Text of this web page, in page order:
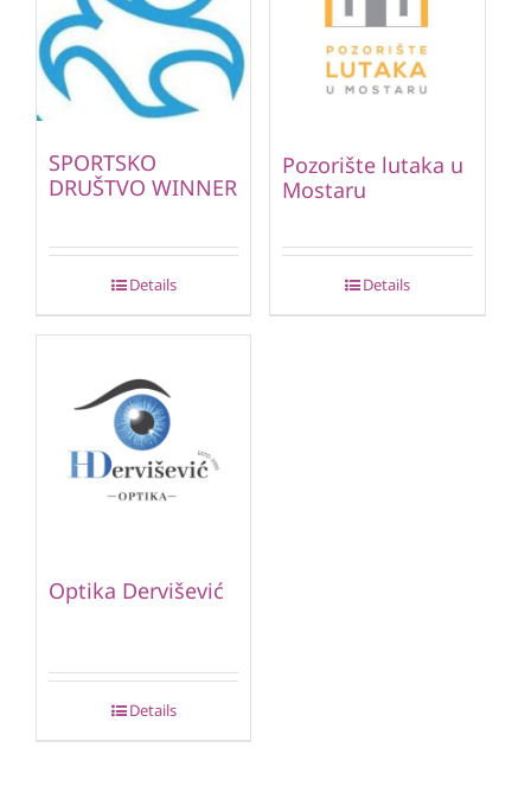
SPORTSKO
DRUŠTVO WINNER
Details
Pozorište lutaka u
Mostaru
Details
Optika Dervišević
Details